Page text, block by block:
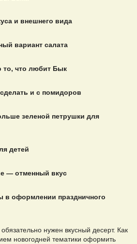
и внешнего вида
вариант салата
то, что любит Бык
и с помидоров
зеленой петрушки для
детей
— отменный вкус
в оформлении праздничного
нужен вкусный десерт. Как
новогодней тематики оформить